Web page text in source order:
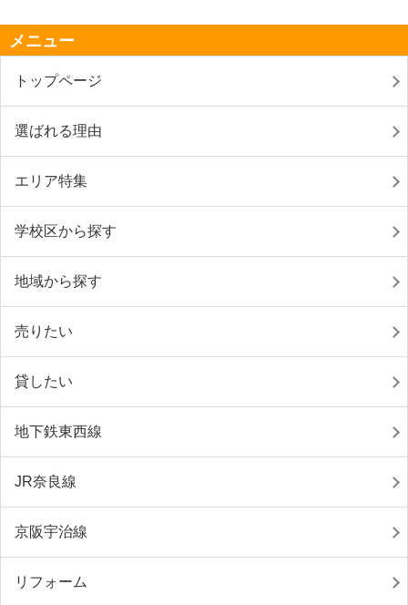
メニュー
トップページ
選ばれる理由
エリア特集
学校区から探す
地域から探す
売りたい
貸したい
地下鉄東西線
JR奈良線
京阪宇治線
リフォーム